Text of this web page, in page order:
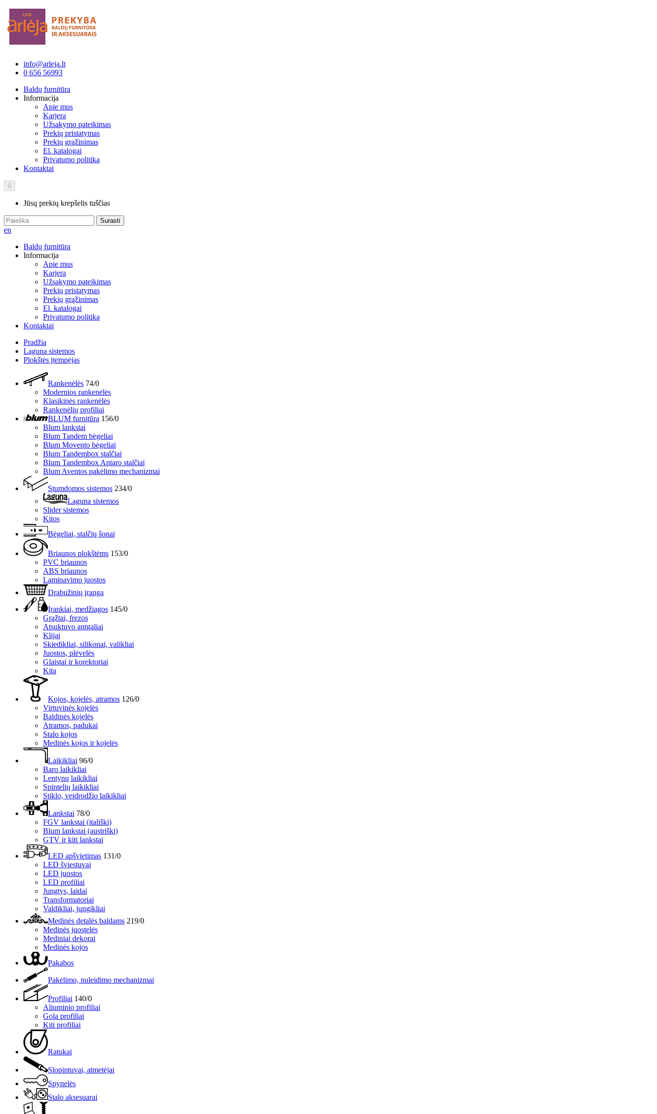
info@arleja.lt
0 656 56993
Baldų furnitūra
Informacija
Apie mus
Karjera
Užsakymo pateikimas
Prekių pristatymas
Prekių grąžinimas
El. katalogai
Privatumo politika
Kontaktai
0
Jūsų prekių krepšelis tuščias
Surasti
en
Baldų furnitūra
Informacija
Apie mus
Karjera
Užsakymo pateikimas
Prekių pristatymas
Prekių grąžinimas
El. katalogai
Privatumo politika
Kontaktai
Pradžia
Laguna sistemos
Plokštės įtempėjas
Rankenėlės 74/0
Modernios rankenėlės
Klasikinės rankenėlės
Rankenėlių profiliai
BLUM furnitūra 156/0
Blum lankstai
Blum Tandem bėgeliai
Blum Movento bėgeliai
Blum Tandembox stalčiai
Blum Tandembox Antaro stalčiai
Blum Aventos pakėlimo mechanizmai
Stumdomos sistemos 234/0
Laguna sistemos
Slider sistemos
Kitos
Bėgeliai, stalčių šonai
Briaunos plokštėms 153/0
PVC briaunos
ABS briaunos
Laminavimo juostos
Drabužinių įranga
Įrankiai, medžiagos 145/0
Grąžtai, frezos
Atsuktuvo antgaliai
Klijai
Skiedikliai, silikonai, valikliai
Juostos, plėvelės
Glaistai ir korektoriai
Kita
Kojos, kojelės, atramos 126/0
Virtuvinės kojelės
Baldinės kojelės
Atramos, padukai
Stalo kojos
Medinės kojos ir kojelės
Laikikliai 96/0
Baro laikikliai
Lentynų laikikliai
Spintelių laikikliai
Stiklo, veidrodžio laikikliai
Lankstai 78/0
FGV lankstai (itališki)
Blum lankstai (austriški)
GTV ir kiti lankstai
LED apšvietimas 131/0
LED šviestuvai
LED juostos
LED profiliai
Jungtys, laidai
Transformatoriai
Valdikliai, jungikliai
Medinės detalės baldams 219/0
Medinės juostelės
Mediniai dekorai
Medinės kojos
Pakabos
Pakėlimo, nuleidimo mechanizmai
Profiliai 140/0
Aliuminio profiliai
Gola profiliai
Kiti profiliai
Ratukai
Slopintuvai, atmetėjai
Spynelės
Stalo aksesuarai